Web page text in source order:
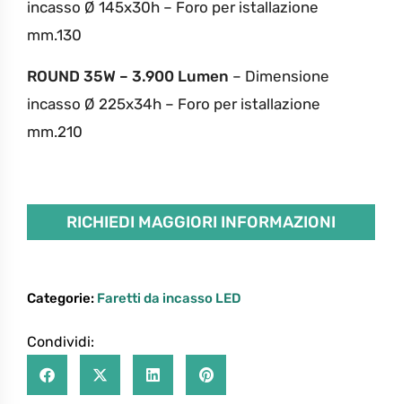
incasso Ø 145x30h – Foro per istallazione
mm.130
ROUND 35W – 3.900 Lumen – Dimensione
incasso Ø 225x34h – Foro per istallazione
mm.210
RICHIEDI MAGGIORI INFORMAZIONI
Categorie: Faretti da incasso LED
Condividi: